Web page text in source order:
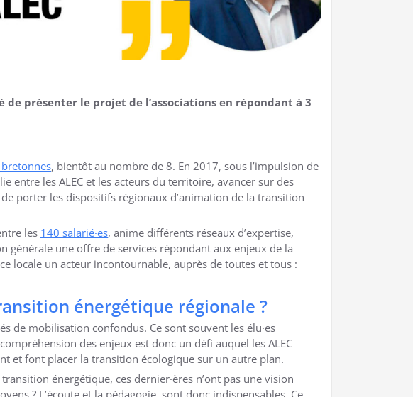
de présenter le projet de l’associations en répondant à 3
bretonnes, bientôt au nombre de 8. En 2017, sous l’impulsion de
entre les ALEC et les acteurs du territoire, avancer sur des
porter les dispositifs régionaux d’animation de la transition
les 140 salarié·es, anime différents réseaux d’expertise,
générale une offre de services répondant aux enjeux de la
locale un acteur incontournable, auprès de toutes et tous :
énergétique régionale ?
de mobilisation confondus. Ce sont souvent les élu·es
des enjeux est donc un défi auquel les ALEC
et font placer la transition écologique sur un autre plan.
énergétique, ces dernier·ères n’ont pas une vision
? L’écoute et la pédagogie, sont donc indispensables. Ce